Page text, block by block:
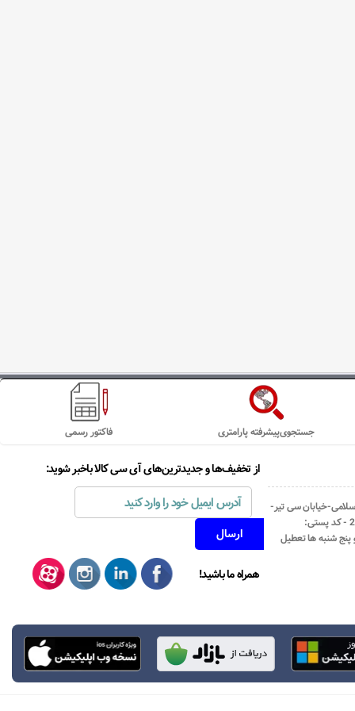
فاکتور رسمی جستجوی‌پیشرفته پارامتری
خیابان سی تیر-
نبش کوچه رستمی جاهد- پلاک67- واحد2 - کد پستی:
از تخفیف‌ها و جدیدترین‌های آی سی کالا باخبر شوید:
همراه ما باشید!